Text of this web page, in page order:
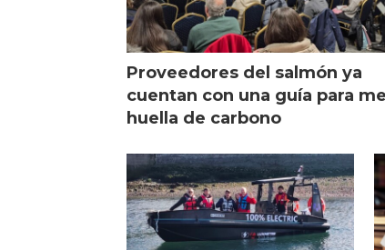
Proveedores del salmón ya
cuentan con una guía para
huella de carbono